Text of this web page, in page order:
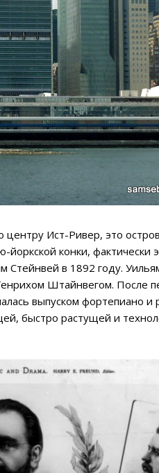
Ист-Ривер, это
конки,
Стейнвей в 1892 году.
Штайнвегом. После
выпуском фортепиано и
быстро растущей и